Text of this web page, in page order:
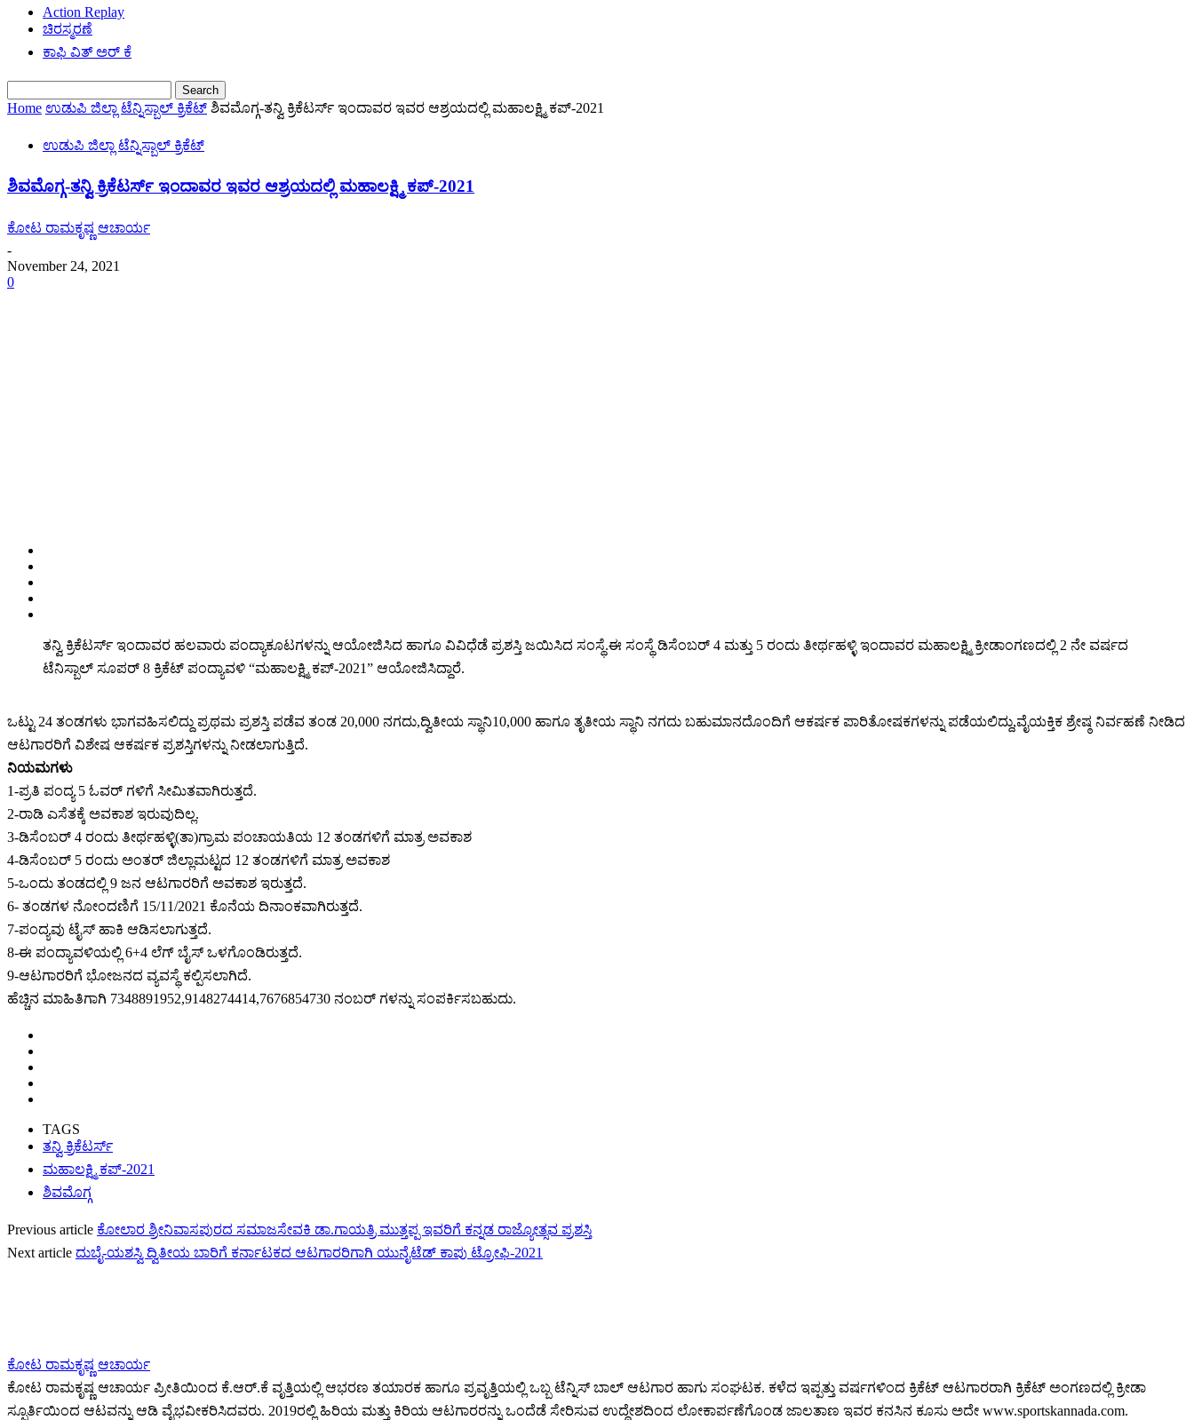
Action Replay
ಚಿರಸ್ಮರಣೆ
ಕಾಫಿ ವಿತ್ ಅರ್ ಕೆ
Home ಉಡುಪಿ ಜಿಲ್ಲಾ ಟೆನ್ನಿಸ್ಬಾಲ್ ಕ್ರಿಕೆಟ್ ಶಿವಮೊಗ್ಗ-ತನ್ವಿ ಕ್ರಿಕೆಟರ್ಸ್ ಇಂದಾವರ ಇವರ ಆಶ್ರಯದಲ್ಲಿ ಮಹಾಲಕ್ಷ್ಮಿ ಕಪ್-2021
ಉಡುಪಿ ಜಿಲ್ಲಾ ಟೆನ್ನಿಸ್ಬಾಲ್ ಕ್ರಿಕೆಟ್
ಶಿವಮೊಗ್ಗ-ತನ್ವಿ ಕ್ರಿಕೆಟರ್ಸ್ ಇಂದಾವರ ಇವರ ಆಶ್ರಯದಲ್ಲಿ ಮಹಾಲಕ್ಷ್ಮಿ ಕಪ್-2021
ಕೋಟ ರಾಮಕೃಷ್ಣ ಆಚಾರ್ಯ
-
November 24, 2021
0
ತನ್ವಿ ಕ್ರಿಕೆಟರ್ಸ್ ಇಂದಾವರ ಹಲವಾರು ಪಂದ್ಯಾಕೂಟಗಳನ್ನು ಆಯೋಜಿಸಿದ ಹಾಗೂ ವಿವಿಧೆಡೆ ಪ್ರಶಸ್ತಿ ಜಯಿಸಿದ ಸಂಸ್ಥೆ.ಈ ಸಂಸ್ಥೆ ಡಿಸೆಂಬರ್ 4 ಮತ್ತು 5 ರಂದು ತೀರ್ಥಹಳ್ಳಿ ಇಂದಾವರ ಮಹಾಲಕ್ಷ್ಮಿ ಕ್ರೀಡಾಂಗಣದಲ್ಲಿ 2 ನೇ ವರ್ಷದ
ಟೆನಿಸ್ಬಾಲ್ ಸೂಪರ್ 8 ಕ್ರಿಕೆಟ್ ಪಂದ್ಯಾವಳಿ “ಮಹಾಲಕ್ಷ್ಮಿ ಕಪ್-2021” ಆಯೋಜಿಸಿದ್ದಾರೆ.
ಒಟ್ಟು 24 ತಂಡಗಳು ಭಾಗವಹಿಸಲಿದ್ದು ಪ್ರಥಮ ಪ್ರಶಸ್ತಿ ಪಡೆವ ತಂಡ 20,000 ನಗದು,ದ್ವಿತೀಯ ಸ್ಥಾನಿ10,000 ಹಾಗೂ ತೃತೀಯ ಸ್ಥಾನಿ ನಗದು ಬಹುಮಾನದೊಂದಿಗೆ ಆಕರ್ಷಕ ಪಾರಿತೋಷಕಗಳನ್ನು ಪಡೆಯಲಿದ್ದು,ವೈಯಕ್ತಿಕ ಶ್ರೇಷ್ಠ ನಿರ್ವಹಣೆ ನೀಡಿದ
ಆಟಗಾರರಿಗೆ ವಿಶೇಷ ಆಕರ್ಷಕ ಪ್ರಶಸ್ತಿಗಳನ್ನು ನೀಡಲಾಗುತ್ತಿದೆ.
ನಿಯಮಗಳು
1-ಪ್ರತಿ ಪಂದ್ಯ 5 ಓವರ್ ಗಳಿಗೆ ಸೀಮಿತವಾಗಿರುತ್ತದೆ.
2-ರಾಡಿ ಎಸೆತಕ್ಕೆ ಅವಕಾಶ ಇರುವುದಿಲ್ಲ.
3-ಡಿಸೆಂಬರ್ 4 ರಂದು ತೀರ್ಥಹಳ್ಳಿ(ತಾ)ಗ್ರಾಮ ಪಂಚಾಯತಿಯ 12 ತಂಡಗಳಿಗೆ ಮಾತ್ರ ಅವಕಾಶ
4-ಡಿಸೆಂಬರ್ 5 ರಂದು ಅಂತರ್ ಜಿಲ್ಲಾಮಟ್ಟದ 12 ತಂಡಗಳಿಗೆ ಮಾತ್ರ ಅವಕಾಶ
5-ಒಂದು ತಂಡದಲ್ಲಿ 9 ಜನ ಆಟಗಾರರಿಗೆ ಅವಕಾಶ ಇರುತ್ತದೆ.
6- ತಂಡಗಳ ನೋಂದಣಿಗೆ 15/11/2021 ಕೊನೆಯ ದಿನಾಂಕವಾಗಿರುತ್ತದೆ.
7-ಪಂದ್ಯವು ಟೈಸ್ ಹಾಕಿ ಆಡಿಸಲಾಗುತ್ತದೆ.
8-ಈ ಪಂದ್ಯಾವಳಿಯಲ್ಲಿ 6+4 ಲೆಗ್ ಬೈಸ್ ಒಳಗೊಂಡಿರುತ್ತದೆ.
9-ಆಟಗಾರರಿಗೆ ಭೋಜನದ ವ್ಯವಸ್ಥೆ ಕಲ್ಪಿಸಲಾಗಿದೆ.
ಹೆಚ್ಚಿನ ಮಾಹಿತಿಗಾಗಿ 7348891952,9148274414,7676854730 ನಂಬರ್ ಗಳನ್ನು ಸಂಪರ್ಕಿಸಬಹುದು.
TAGS
ತನ್ವಿ ಕ್ರಿಕೆಟರ್ಸ್
ಮಹಾಲಕ್ಷ್ಮಿ ಕಪ್-2021
ಶಿವಮೊಗ್ಗ
Previous article ಕೋಲಾರ ಶ್ರೀನಿವಾಸಪುರದ ಸಮಾಜಸೇವಕಿ ಡಾ.ಗಾಯತ್ರಿ ಮುತ್ತಪ್ಪ ಇವರಿಗೆ ಕನ್ನಡ ರಾಜ್ಯೋತ್ಸವ ಪ್ರಶಸ್ತಿ
Next article ದುಬೈ-ಯಶಸ್ವಿ ದ್ವಿತೀಯ ಬಾರಿಗೆ ಕರ್ನಾಟಕದ ಆಟಗಾರರಿಗಾಗಿ ಯುನೈಟೆಡ್ ಕಾಪು ಟ್ರೋಫಿ-2021
ಕೋಟ ರಾಮಕೃಷ್ಣ ಆಚಾರ್ಯ
ಕೋಟ ರಾಮಕೃಷ್ಣ ಆಚಾರ್ಯ ಪ್ರೀತಿಯಿಂದ ಕೆ.ಆರ್.ಕೆ ವೃತ್ತಿಯಲ್ಲಿ ಆಭರಣ ತಯಾರಕ ಹಾಗೂ ಪ್ರವೃತ್ತಿಯಲ್ಲಿ ಒಬ್ಬ ಟೆನ್ನಿಸ್ ಬಾಲ್ ಆಟಗಾರ ಹಾಗು ಸಂಘಟಕ. ಕಳೆದ ಇಪ್ಪತ್ತು ವರ್ಷಗಳಿಂದ ಕ್ರಿಕೆಟ್ ಆಟಗಾರರಾಗಿ ಕ್ರಿಕೆಟ್ ಅಂಗಣದಲ್ಲಿ ಕ್ರೀಡಾ
ಸ್ಫೂರ್ತಿಯಿಂದ ಆಟವನ್ನು ಆಡಿ ವೈಭವೀಕರಿಸಿದವರು. 2019ರಲ್ಲಿ ಹಿರಿಯ ಮತ್ತು ಕಿರಿಯ ಆಟಗಾರರನ್ನು ಒಂದೆಡೆ ಸೇರಿಸುವ ಉದ್ದೇಶದಿಂದ ಲೋಕಾರ್ಪಣೆಗೊಂಡ ಜಾಲತಾಣ ಇವರ ಕನಸಿನ ಕೂಸು ಅದೇ www.sportskannada.com.